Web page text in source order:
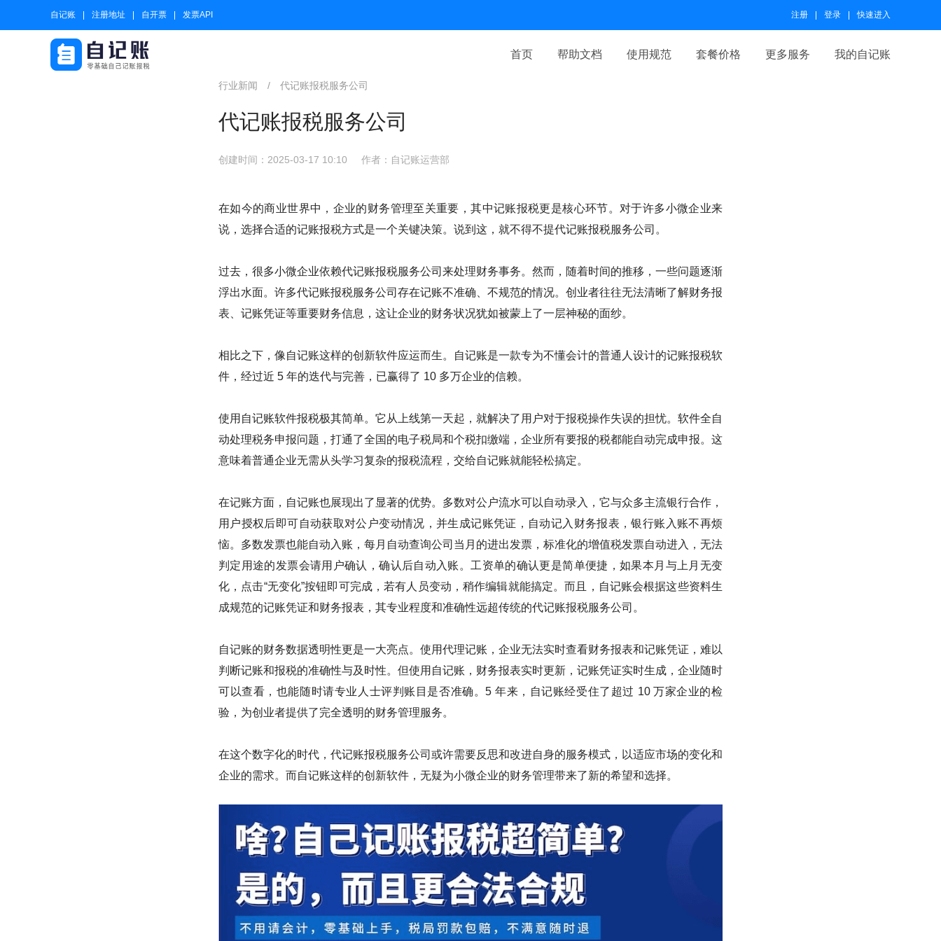
自记账 注册地址 自开票 发票API 注册 登录 快速进入
首页 帮助文档 使用规范 套餐价格 更多服务 我的自记账
行业新闻 / 代记账报税服务公司
代记账报税服务公司
创建时间：2025-03-17 10:10 作者：自记账运营部
在如今的商业世界中，企业的财务管理至关重要，其中记账报税更是核心环节。对于许多小微企业来
说，选择合适的记账报税方式是一个关键决策。说到这，就不得不提代记账报税服务公司。
过去，很多小微企业依赖代记账报税服务公司来处理财务事务。然而，随着时间的推移，一些问题逐渐
浮出水面。许多代记账报税服务公司存在记账不准确、不规范的情况。创业者往往无法清晰了解财务报
表、记账凭证等重要财务信息，这让企业的财务状况犹如被蒙上了一层神秘的面纱。
相比之下，像自记账这样的创新软件应运而生。自记账是一款专为不懂会计的普通人设计的记账报税软
件，经过近 5 年的迭代与完善，已赢得了 10 多万企业的信赖。
使用自记账软件报税极其简单。它从上线第一天起，就解决了用户对于报税操作失误的担忧。软件全自
动处理税务申报问题，打通了全国的电子税局和个税扣缴端，企业所有要报的税都能自动完成申报。这
意味着普通企业无需从头学习复杂的报税流程，交给自记账就能轻松搞定。
在记账方面，自记账也展现出了显著的优势。多数对公户流水可以自动录入，它与众多主流银行合作，
用户授权后即可自动获取对公户变动情况，并生成记账凭证，自动记入财务报表，银行账入账不再烦
恼。多数发票也能自动入账，每月自动查询公司当月的进出发票，标准化的增值税发票自动进入，无法
判定用途的发票会请用户确认，确认后自动入账。工资单的确认更是简单便捷，如果本月与上月无变
化，点击“无变化”按钮即可完成，若有人员变动，稍作编辑就能搞定。而且，自记账会根据这些资料生
成规范的记账凭证和财务报表，其专业程度和准确性远超传统的代记账报税服务公司。
自记账的财务数据透明性更是一大亮点。使用代理记账，企业无法实时查看财务报表和记账凭证，难以
判断记账和报税的准确性与及时性。但使用自记账，财务报表实时更新，记账凭证实时生成，企业随时
可以查看，也能随时请专业人士评判账目是否准确。5 年来，自记账经受住了超过 10 万家企业的检
验，为创业者提供了完全透明的财务管理服务。
在这个数字化的时代，代记账报税服务公司或许需要反思和改进自身的服务模式，以适应市场的变化和
企业的需求。而自记账这样的创新软件，无疑为小微企业的财务管理带来了新的希望和选择。